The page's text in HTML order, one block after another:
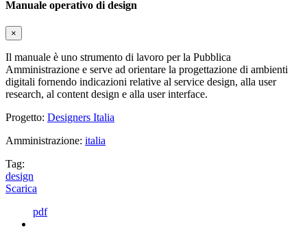
Manuale operativo di design
×
Il manuale è uno strumento di lavoro per la Pubblica
Amministrazione e serve ad orientare la progettazione di ambienti
digitali fornendo indicazioni relative al service design, alla user
research, al content design e alla user interface.
Progetto: Designers Italia
Amministrazione: italia
Tag:
design
Scarica
pdf